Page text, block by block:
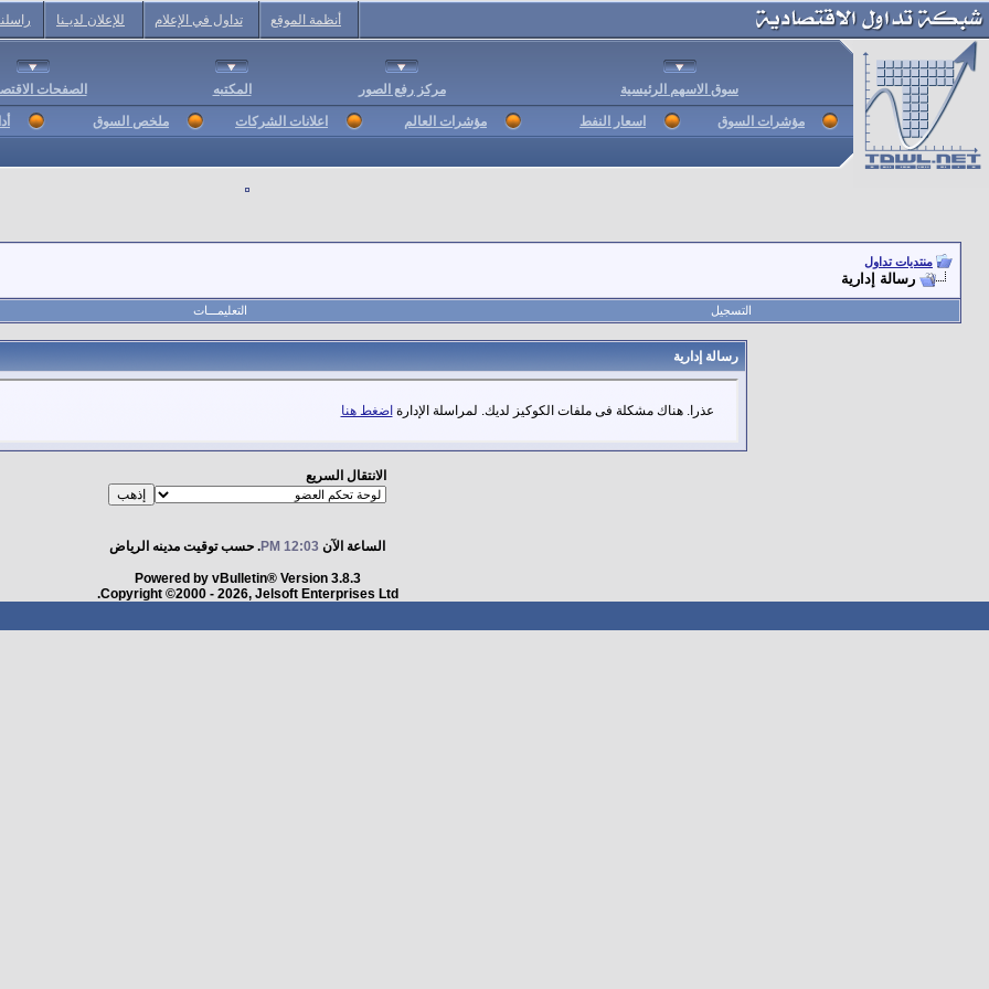
أنظمة الموقع تداول في الإعلام للإعلان لديـنا
سوق الاسهم الرئيسية مركز رفع الصور المكتبه الصفحات
مؤشرات السوق اسعار النفط مؤشرات العالم اعلانات الشركات ملخص السوق
منتديات تداول
رسالة إدارية
التسجيل التعليمـــات
رسالة إدارية
عذرا. هناك مشكلة فى ملفات الكوكيز لديك. لمراسلة الإدارة اضغط هنا
الانتقال السريع
الساعة الآن 12:03 PM . حسب توقيت مدينه الرياض
Powered by vBulletin® Version 3.8.3
Copyright ©2000 - 2026, Jelsoft Enterprises Ltd.